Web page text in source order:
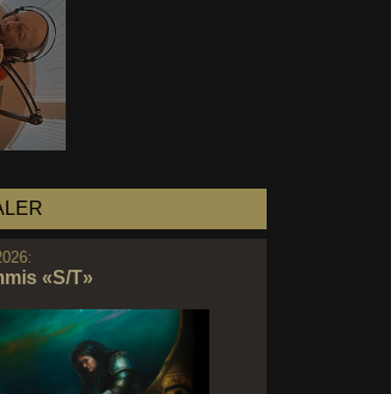
«S/T»